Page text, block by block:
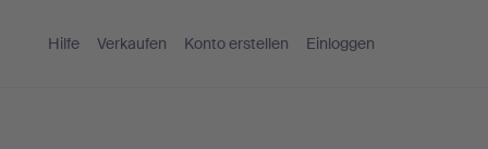
Hilfe Verkaufen Konto erstellen Einloggen